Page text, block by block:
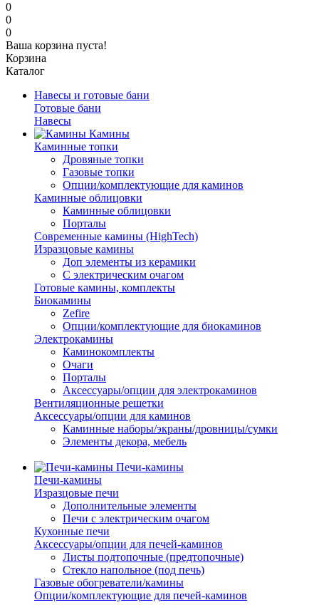
0
0
0
Ваша корзина пуста!
Корзина
Каталог
Навесы и готовые бани
Готовые бани
Навесы
Камины
Каминные топки
Дровяные топки
Газовые топки
Опции/комплектующие для каминов
Каминные облицовки
Каминные облицовки
Порталы
Современные камины (HighTech)
Изразцовые камины
Доп элементы из керамики
С электрическим очагом
Готовые камины, комплекты
Биокамины
Zefire
Опции/комплектующие для биокаминов
Электрокамины
Каминокомплекты
Очаги
Порталы
Аксессуары/опции для электрокаминов
Вентиляционные решетки
Аксессуары/опции для каминов
Каминные наборы/экраны/дровницы/сумки
Элементы декора, мебель
Печи-камины
Печи-камины
Изразцовые печи
Дополнительные элементы
Печи с электрическим очагом
Кухонные печи
Аксессуары/опции для печей-каминов
Листы подтопочные (предтопочные)
Стекло напольное (под печь)
Газовые обогреватели/камины
Опции/комплектующие для печей-каминов